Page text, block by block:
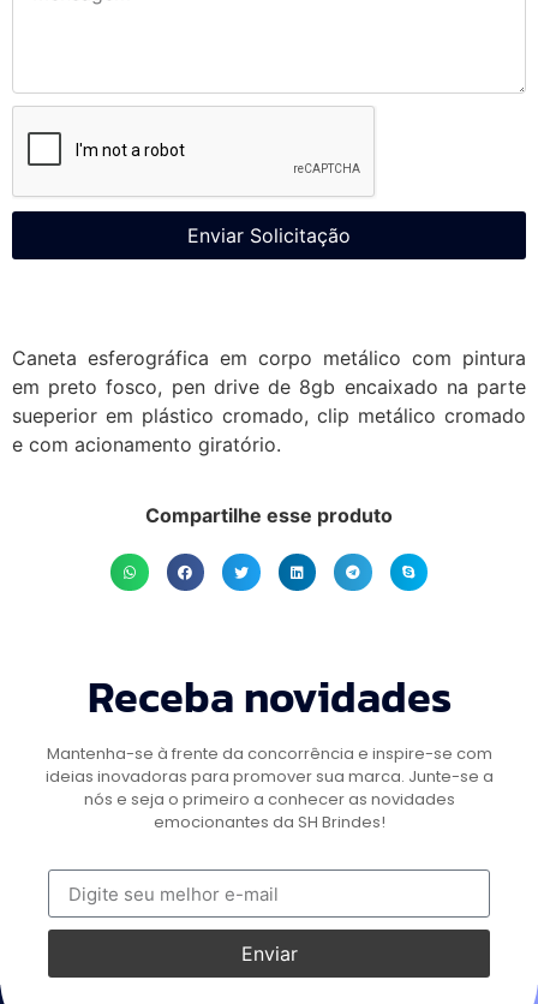
Enviar Solicitação
Caneta esferográfica em corpo metálico com pintura
em preto fosco, pen drive de 8gb encaixado na parte
sueperior em plástico cromado, clip metálico cromado
e com acionamento giratório.
Compartilhe esse produto
Receba novidades
Mantenha-se à frente da concorrência e inspire-se com
ideias inovadoras para promover sua marca. Junte-se a
nós e seja o primeiro a conhecer as novidades
emocionantes da SH Brindes!
Enviar